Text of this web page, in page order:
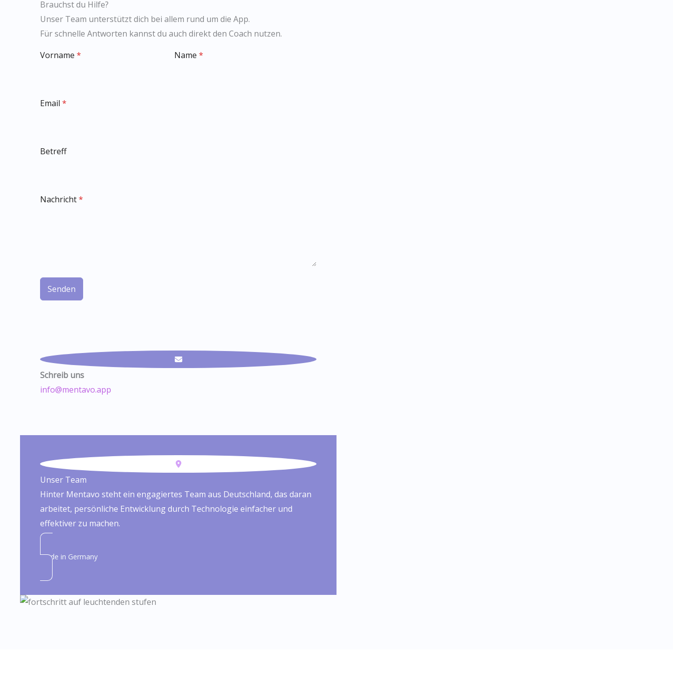
Brauchst du Hilfe?
Unser Team unterstützt dich bei allem rund um die App.
Für schnelle Antworten kannst du auch direkt den Coach nutzen.
Vorname * Name *
Email *
Betreff
Nachricht*
Senden
Schreib uns
info@mentavo.app
Unser Team
Hinter Mentavo steht ein engagiertes Team aus Deutschland, das daran
arbeitet, persönliche Entwicklung durch Technologie einfacher und
effektiver zu machen.
Made in Germany